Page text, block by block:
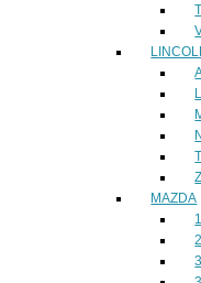
MAZDA
2
3